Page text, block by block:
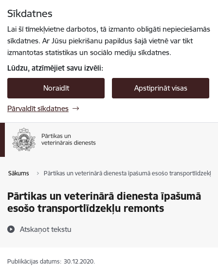
Sīkdatnes
Lai šī tīmekļvietne darbotos, tā izmanto obligāti nepieciešamās
sīkdatnes. Ar Jūsu piekrišanu papildus šajā vietnē var tikt
izmantotas statistikas un sociālo mediju sīkdatnes.
Lūdzu, atzīmējiet savu izvēli:
Noraidīt Apstiprināt visas
Pārvaldīt sīkdatnes
Sākums Pārtikas un veterinārā dienesta īpašumā esošo transportlīdzekļu
Pārtikas un veterinārā dienesta īpašumā
esošo transportlīdzekļu remonts
Atskaņot tekstu
Publikācijas datums: 30.12.2020.